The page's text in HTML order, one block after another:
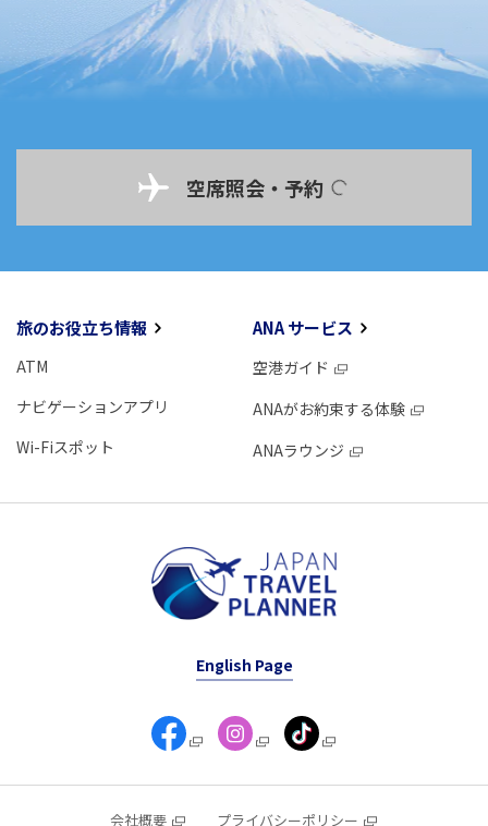
空席照会・予約
旅のお役立ち情報
ATM
ナビゲーションアプリ
Wi-Fiスポット
ANA サービス
空港ガイド
ANAがお約束する体験
ANAラウンジ
English Page
会社概要 プライバシーポリシー